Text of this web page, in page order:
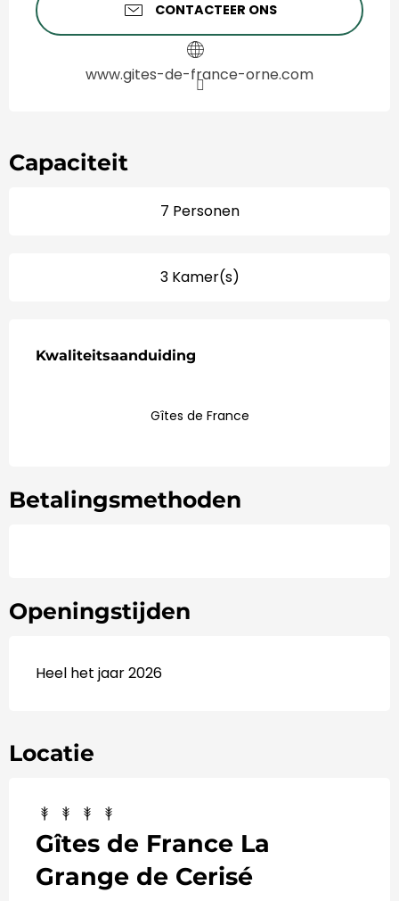
CONTACTEER ONS
www.gites-de-france-orne.com
Capaciteit
7 Personen
3 Kamer(s)
Kwaliteitsaanduiding
Kwaliteitsaanduiding
Gîtes de France
Betalingsmethoden
Openingstijden
Heel het jaar 2026
Locatie
Gîtes de France La
Grange de Cerisé